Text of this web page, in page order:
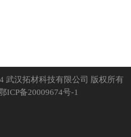
武汉拓材科技有限公司 版权所有
ICP备20009674号-1